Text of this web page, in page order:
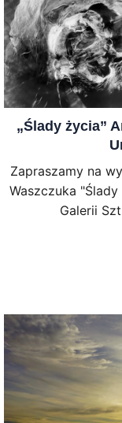
„Ślady życia”
Zapraszamy na
Waszczuka
Galerii